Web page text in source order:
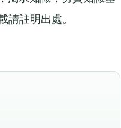
註明出處。